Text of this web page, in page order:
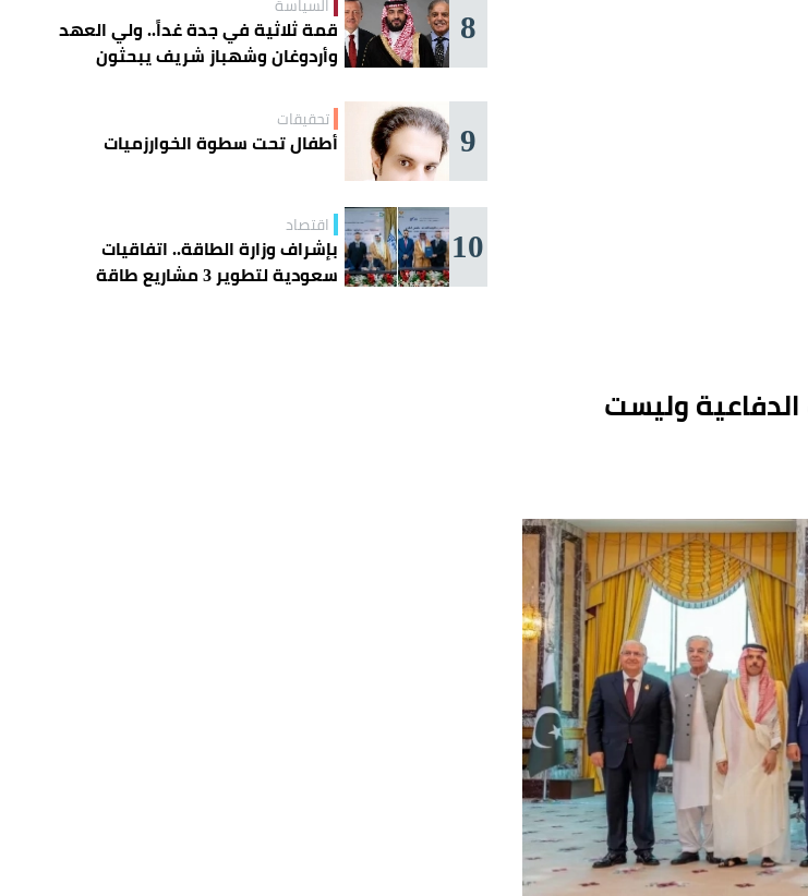
8
قمة ثلاثية في جدة غداً.. ولي العهد
وأردوغان وشهباز شريف يبحثون
9 تحقيقات
أطفال تحت سطوة الخوارزميات
10 اقتصاد
بإشراف وزارة الطاقة.. اتفاقيات
سعودية لتطوير 3 مشاريع طاقة
الدفاعية وليست